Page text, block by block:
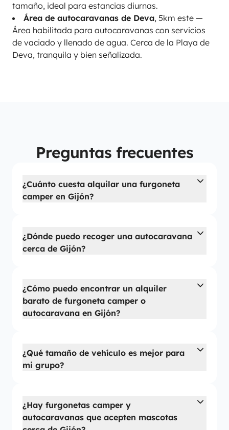
tamaño, ideal para estancias diurnas.
Área de autocaravanas de Deva, 5km este —
Área habilitada para autocaravanas con servicios
de vaciado y llenado de agua. Cerca de la Playa de
Deva, tranquila y bien señalizada.
Preguntas frecuentes
¿Cuánto cuesta alquilar una furgoneta
camper en Gijón?
¿Dónde puedo recoger una autocaravana
cerca de Gijón?
¿Cómo puedo encontrar un alquiler
barato de furgoneta camper o
autocaravana en Gijón?
¿Qué tamaño de vehículo es mejor para
mi grupo?
¿Hay furgonetas camper y
autocaravanas que acepten mascotas